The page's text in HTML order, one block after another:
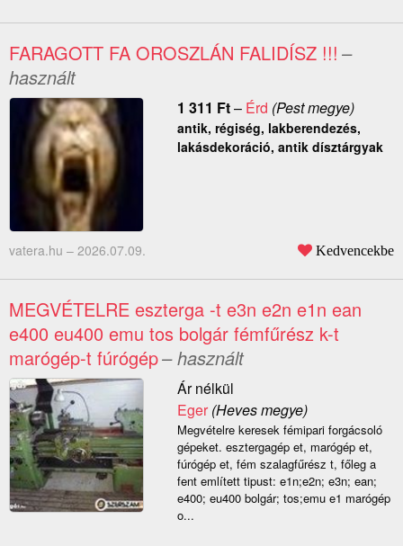
FARAGOTT FA OROSZLÁN FALIDÍSZ !!! –
használt
1 311 Ft– Érd (Pest megye)
antik, régiség, lakberendezés,
lakásdekoráció, antik dísztárgyak
vatera.hu – 2026.07.09. Kedvencekbe
MEGVÉTELRE eszterga -t e3n e2n e1n ean
e400 eu400 emu tos bolgár fémfűrész k-t
marógép-t fúrógép– használt
Ár nélkül
Eger(Heves megye)
Megvételre keresek fémipari forgácsoló
gépeket. esztergagép et, marógép et,
fúrógép et, fém szalagfűrész t, főleg a
fent említett tipust: e1n;e2n; e3n; ean;
e400; eu400 bolgár; tos;emu e1 marógép
o...